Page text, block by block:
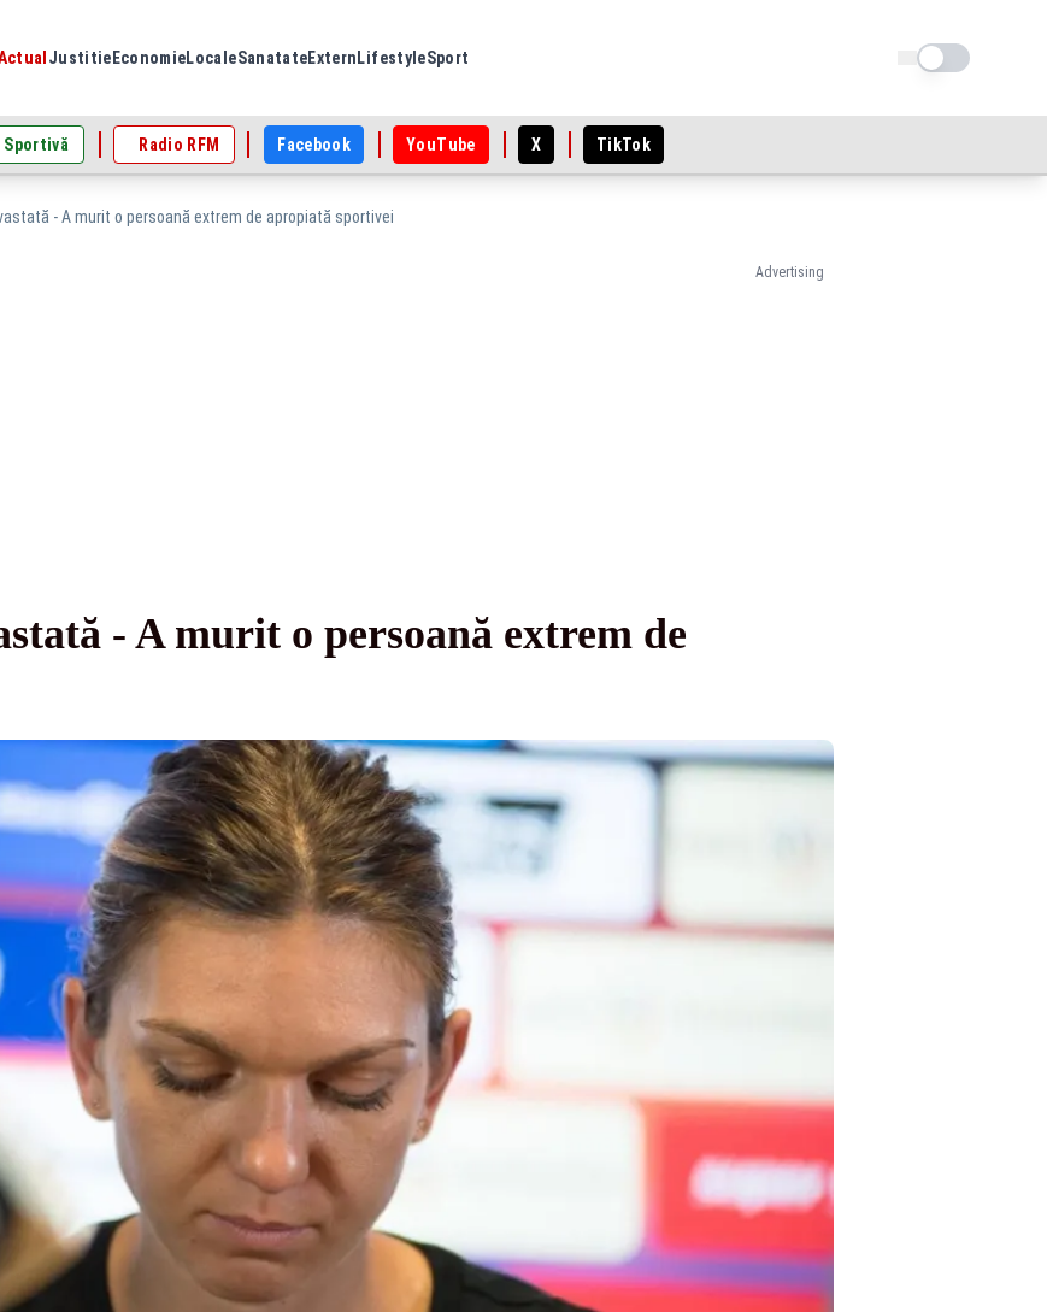
Justitie EconomieLocaleSanatateExtern LifestyleSport Schimba tema
Sportivă Radio RFM Facebook YouTube X TikTok
- A murit o persoană extrem de apropiată sportivei
Advertising
- A murit o persoană extrem de